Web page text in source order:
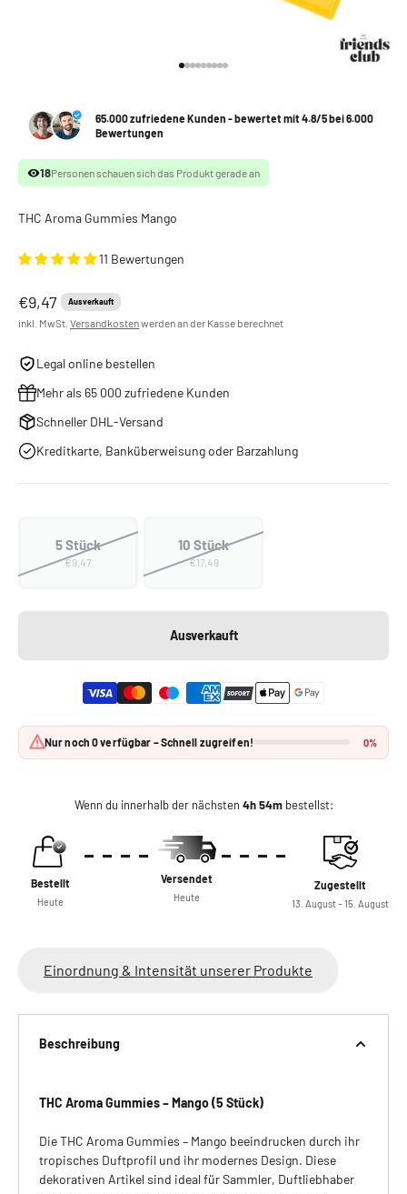
65.000 zufriedene Kunden - bewertet mit 4.8/5 bei 6.000
Bewertungen
18Personen schauen sich das Produkt gerade an
THC Aroma Gummies Mango
11 Bewertungen
Angebot
€9,47 Ausverkauft
inkl. MwSt. Versandkostenwerden an der Kasse berechnet
Legal online bestellen
Mehr als 65 000 zufriedene Kunden
Schneller DHL-Versand
Kreditkarte, Banküberweisung oder Barzahlung
5 Stück
€9,47
10 Stück
€17,49
Ausverkauft
Nur noch 0 verfügbar – Schnell zugreifen! 0%
Wenn du innerhalb der nächsten 4h 54mbestellst:
Bestellt
Heute
Versendet
Heute
Zugestellt
13. August – 15. August
Einordnung & Intensität unserer Produkte
Beschreibung
THC Aroma Gummies – Mango (5 Stück)
Die THC Aroma Gummies – Mango beeindrucken durch ihr
tropisches Duftprofil und ihr modernes Design. Diese
dekorativen Artikel sind ideal für Sammler, Duftliebhaber